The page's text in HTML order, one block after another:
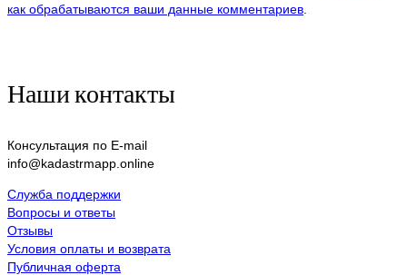
как обрабатываются ваши данные комментариев
Наши контакты
Консультация по E-mail
info@kadastrmapp.online
Служба поддержки
Вопросы и ответы
Отзывы
Условия оплаты и возврата
Публичная оферта